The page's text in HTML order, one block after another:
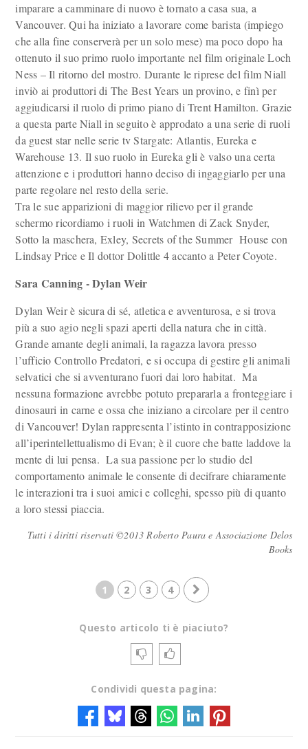
imparare a camminare di nuovo è tornato a casa sua, a
Vancouver. Qui ha iniziato a lavorare come barista (impiego
che alla fine conserverà per un solo mese) ma poco dopo ha
ottenuto il suo primo ruolo importante nel film originale Loch
Ness – Il ritorno del mostro. Durante le riprese del film Niall
inviò ai produttori di The Best Years un provino, e finì per
aggiudicarsi il ruolo di primo piano di Trent Hamilton. Grazie
a questa parte Niall in seguito è approdato a una serie di ruoli
da guest star nelle serie tv Stargate: Atlantis, Eureka e
Warehouse 13. Il suo ruolo in Eureka gli è valso una certa
attenzione e i produttori hanno deciso di ingaggiarlo per una
parte regolare nel resto della serie.
Tra le sue apparizioni di maggior rilievo per il grande
schermo ricordiamo i ruoli in Watchmen di Zack Snyder,
Sotto la maschera, Exley, Secrets of the Summer House con
Lindsay Price e Il dottor Dolittle 4 accanto a Peter Coyote.
Sara Canning - Dylan Weir
Dylan Weir è sicura di sé, atletica e avventurosa, e si trova
più a suo agio negli spazi aperti della natura che in città.
Grande amante degli animali, la ragazza lavora presso
l’ufficio Controllo Predatori, e si occupa di gestire gli animali
selvatici che si avventurano fuori dai loro habitat. Ma
nessuna formazione avrebbe potuto prepararla a fronteggiare i
dinosauri in carne e ossa che iniziano a circolare per il centro
di Vancouver! Dylan rappresenta l’istinto in contrapposizione
all’iperintellettualismo di Evan; è il cuore che batte laddove la
mente di lui pensa. La sua passione per lo studio del
comportamento animale le consente di decifrare chiaramente
le interazioni tra i suoi amici e colleghi, spesso più di quanto
a loro stessi piaccia.
Tutti i diritti riservati ©2013 Roberto Paura e Associazione Delos
Books
1 2 3 4
Questo articolo ti è piaciuto?
Condividi questa pagina: